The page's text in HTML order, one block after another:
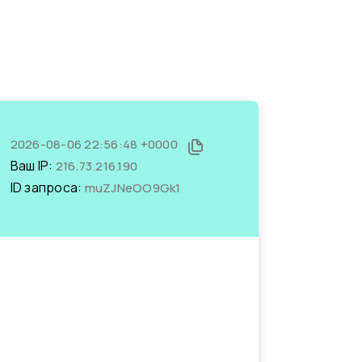
2026-08-06 22:56:48 +0000
Ваш IP: 216.73.216.190
ID запроса: muZJNeOO9Gk1